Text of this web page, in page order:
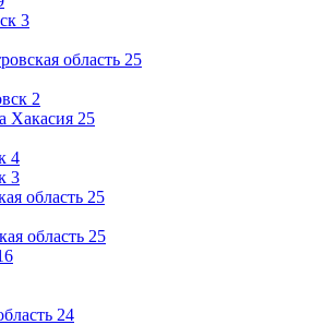
3
область 25
2
Хакасия 25
4
3
область 25
область 25
24